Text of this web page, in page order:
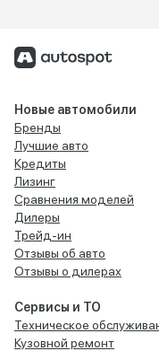
Новые автомобили
Бренды
Лучшие авто
Кредиты
Лизинг
Сравнения моделей
Дилеры
Трейд-ин
Отзывы об авто
Отзывы о дилерах
Сервисы и ТО
Техническое
Кузовной ремонт